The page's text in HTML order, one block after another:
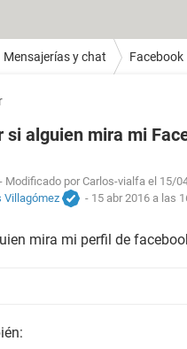
Mensajerías y chat Facebook
si alguien mira mi
- Modificado por Carlos-vialfa el 15/
Villagómez
- 15 abr 2016 a las
mira mi perfil de